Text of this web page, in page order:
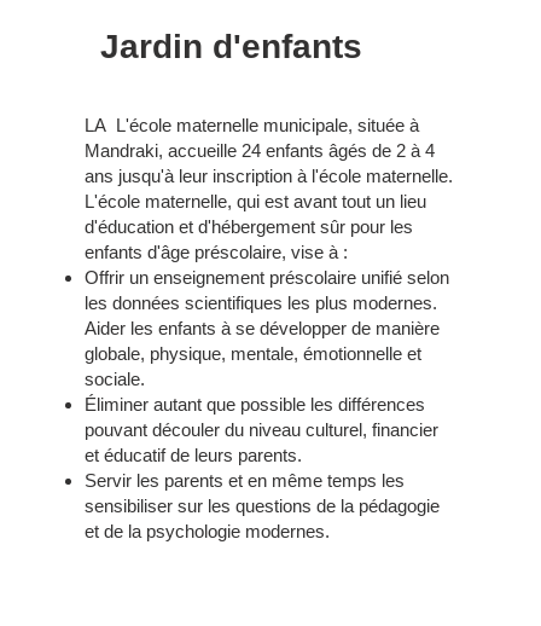
Jardin d'enfants
LA L'école maternelle municipale, située à
Mandraki, accueille 24 enfants âgés de 2 à 4
ans jusqu'à leur inscription à l'école maternelle.
L'école maternelle, qui est avant tout un lieu
d'éducation et d'hébergement sûr pour les
enfants d'âge préscolaire, vise à :
Offrir un enseignement préscolaire unifié selon
les données scientifiques les plus modernes.
Aider les enfants à se développer de manière
globale, physique, mentale, émotionnelle et
sociale.
Éliminer autant que possible les différences
pouvant découler du niveau culturel, financier
et éducatif de leurs parents.
Servir les parents et en même temps les
sensibiliser sur les questions de la pédagogie
et de la psychologie modernes.